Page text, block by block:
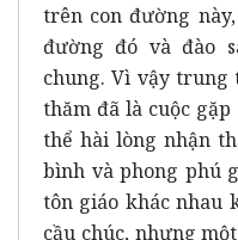
trên con đường
đường đó và đào
chung. Vì vậy trung
thăm đã là cuộc
thể hài lòng nhận
bình và phong phú
tôn giáo khác nhau
cầu chúc, nhưng